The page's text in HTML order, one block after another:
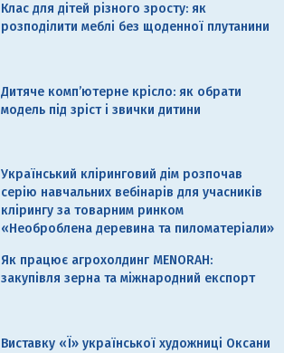
Клас для дітей різного зросту: як
розподілити меблі без щоденної плутанини
Дитяче комп’ютерне крісло: як обрати
модель під зріст і звички дитини
Український кліринговий дім розпочав
серію навчальних вебінарів для учасників
клірингу за товарним ринком
«Необроблена деревина та пиломатеріали»
Як працює агрохолдинг MENORAH:
закупівля зерна та міжнародний експорт
Виставку «Ї» української художниці Оксани